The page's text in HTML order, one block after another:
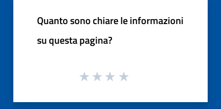
Quanto sono chiare le informazioni
su questa pagina?